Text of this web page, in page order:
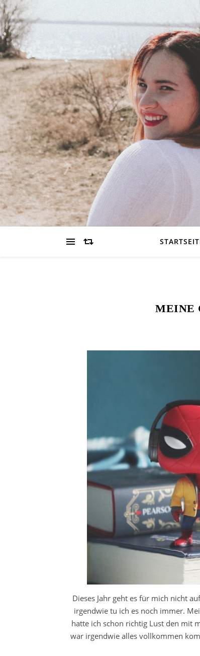
MEINE
Dieses Jahr geht es für mich nicht
irgendwie tu ich es noch immer.
hatte ich schon richtig Lust den mit
war irgendwie alles vollkommen